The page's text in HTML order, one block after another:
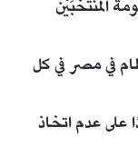
المنتخبَيْن
في مصر في كل
على عدم اتخاذ